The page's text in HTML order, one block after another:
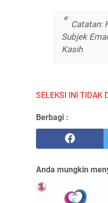
Catatan:
Subjek
Kasih
SELEKSI INI TIDAK
Berbagi :
Anda mungkin